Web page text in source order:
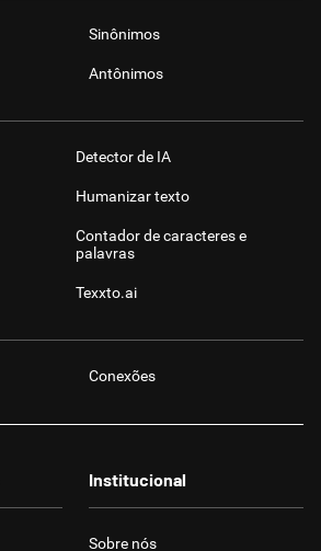
Sinônimos
Antônimos
Detector de IA
Humanizar texto
Contador de caracteres e
palavras
Texxto.ai
Conexões
Institucional
Sobre nós